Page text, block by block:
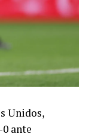
Unidos,
ante